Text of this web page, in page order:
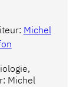
Michel
Michel